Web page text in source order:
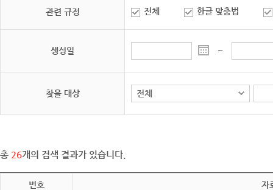
관련 규정 전체 한글 맞춤법
생성일 ~
찾을 대상
총 26개의 검색 결과가 있습니다.
번호 자